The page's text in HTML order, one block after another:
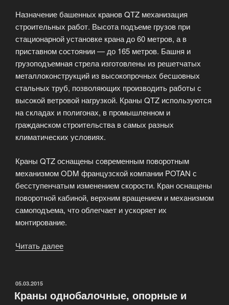
Назначение башенных кранов QTZ механизация
строительных работ. Высота подъеме грузов при
стационарной установке крана до 60 метров, а в
приставном состоянии — до 165 метров. Башня и
грузоподъемная стрела изготовлены из решетчатых
металлоконструкций из высокопрочных бесшовных
стальных труб, позволяющих производить работы с
высокой ветровой нагрузкой. Краны QTZ используются
на складах и полигонах, в промышленном и
гражданском строительства в самых разных
климатических условиях.
Краны QTZ оснащены современным поворотным
механизмом ODM французской компании POTAN с
бесступенчатым изменением скорости. Кран оснащены
поворотной кабиной, верхним вращением и механизмом
самоподъема, что облегчает и ускоряет их
монтирование.
Читать далее
ОПУБЛИКОВАНО
05.03.2015
Краны однобалочные, опорные и